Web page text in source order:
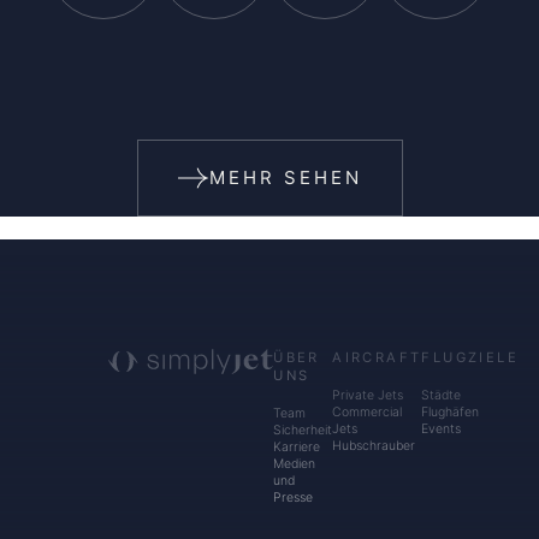
MEHR SEHEN
ÜBER
UNS
Team
Sicherheit
Karriere
Medien
und
Presse
AIRCRAFT
Private Jets
Commercial
Jets
Hubschrauber
FLUGZIELE
Städte
Flughäfen
Events